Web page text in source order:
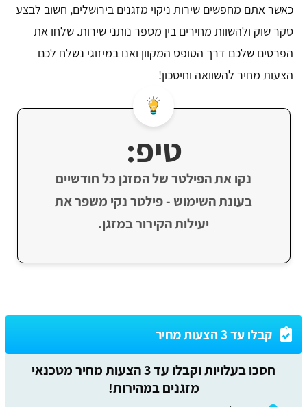
כאשר אתם מחפשים שירות ניקוי מזגנים בירושלים, חשוב לבצע
סקר שוק ולהשוות מחירים בין מספר נותני שירות. שלחו את
הפרטים שלכם דרך הטופס המקוון ואנו במיזוגי נשלח לכם
הצעות מחיר להשוואה וחיסכון!
טיפ:
נקו את הפילטר של המזגן כל חודשיים
בעונת השימוש - פילטר נקי משפר את
יעילות הקירור במזגן.
קבלו עד 3 הצעות מחיר
חסכו בעלויות וקבלו עד 3 הצעות מחיר מטכנאי
מזגנים במהירות!